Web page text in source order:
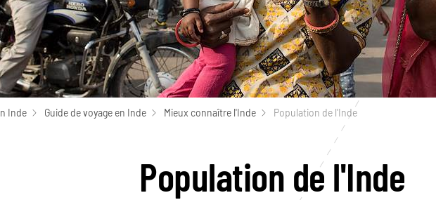
Inde Guide de voyage en Inde Mieux connaître l'Inde Population de l'Inde
Population de l'Inde